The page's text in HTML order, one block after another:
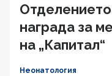
награда за
на „Капитал“
Неонатология